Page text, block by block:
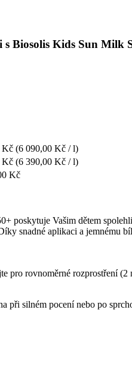
Biosolis Kids Sun Milk
Kč (6 090,00 Kč / l)
Kč (6 390,00 Kč / l)
Kč
poskytuje Vašim dětem
snadné aplikaci a jemnému
pro rovnoměrné rozprostření (2
při silném pocení nebo po